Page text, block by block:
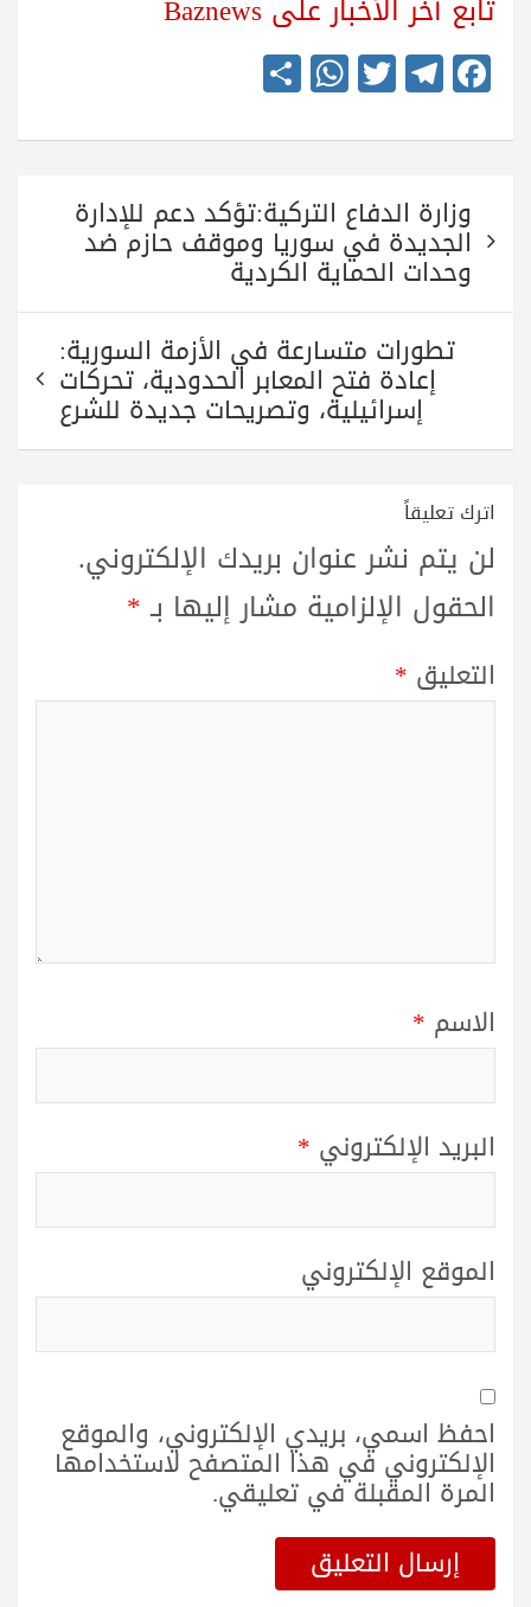
تابع آخر الأخبار على Baznews
Fa
ce
bo
ok
Te
le
gr
a
m
T
wi
tte
W
ha
ts
A
pp
re
المقالات
وزارة الدفاع التركية:تؤكد دعم للإدارة
الجديدة في سوريا وموقف حازم ضد
وحدات الحماية الكردية
تطورات متسارعة في الأزمة السورية:
إعادة فتح المعابر الحدودية، تحركات
إسرائيلية، وتصريحات جديدة للشرع
اترك تعليقاً
لن يتم نشر عنوان بريدك الإلكتروني.
الحقول الإلزامية مشار إليها بـ*
التعليق *
الاسم *
البريد الإلكتروني *
الموقع الإلكتروني
احفظ اسمي، بريدي الإلكتروني، والموقع
الإلكتروني في هذا المتصفح لاستخدامها
المرة المقبلة في تعليقي.